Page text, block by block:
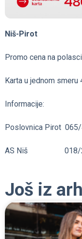
Niš-Pirot
Promo cena na
Karta u jednom smeru
Informacije:
Poslovnica Pirot
AS Niš
Još iz